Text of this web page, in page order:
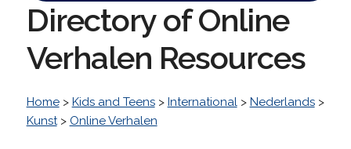
Directory of Online
Verhalen Resources
Home> Kids and Teens> International> Nederlands>
Kunst> Online Verhalen